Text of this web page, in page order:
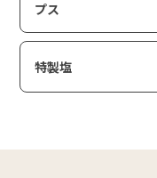
プス
特製塩